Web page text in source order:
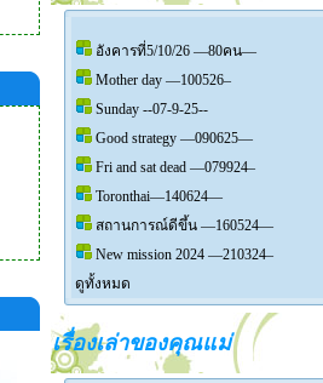
อังคารที่5/10/26 —80คน—
Mother day —100526–
Sunday --07-9-25--
Good strategy —090625—
Fri and sat dead —079924–
Toronthai—140624—
สถานการณ์ดีขึ้น —160524—
New mission 2024 —210324–
ดูทั้งหมด
เรื่องเล่าของคุณแม่